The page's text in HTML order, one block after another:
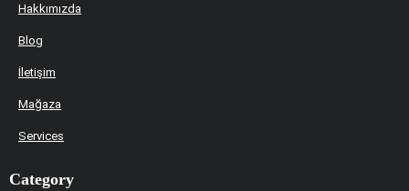
Hakkımızda
Blog
İletişim
Mağaza
Services
Category